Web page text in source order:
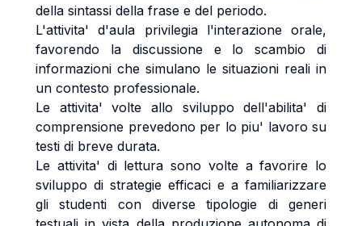
della sintassi della frase e del periodo.
L'attivita' d'aula privilegia l'interazione orale,
favorendo la discussione e lo scambio di
informazioni che simulano le situazioni reali in
un contesto professionale.
Le attivita' volte allo sviluppo dell'abilita' di
comprensione prevedono per lo piu' lavoro su
testi di breve durata.
Le attivita' di lettura sono volte a favorire lo
sviluppo di strategie efficaci e a familiarizzare
gli studenti con diverse tipologie di generi